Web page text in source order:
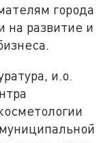
города
на развитие и
и.о.